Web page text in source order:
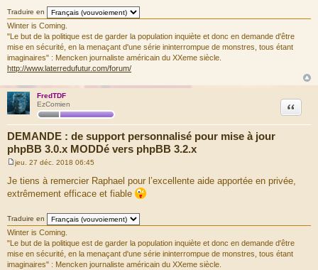
Traduire en
Winter is Coming.
"Le but de la politique est de garder la population inquiète et donc en demande d'être
mise en sécurité, en la menaçant d'une série ininterrompue de monstres, tous étant
imaginaires" : Mencken journaliste américain du XXeme siècle.
http://www.laterredufutur.com/forum/
FredTDF
EzComien
DEMANDE : de support personnalisé pour mise à jour
phpBB 3.0.x MODDé vers phpBB 3.2.x
Citation
M
e
s
s
e
jeu. 27 déc. 2018 06:45
Je tiens à remercier Raphael pour l’excellente aide apportée en privée,
extrêmement efficace et fiable
Traduire en
Winter is Coming.
"Le but de la politique est de garder la population inquiète et donc en demande d'être
mise en sécurité, en la menaçant d'une série ininterrompue de monstres, tous étant
imaginaires" : Mencken journaliste américain du XXeme siècle.